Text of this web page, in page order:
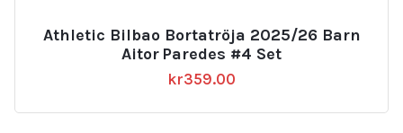
Athletic Bilbao Bortatröja 2025/26 Barn
Aitor Paredes #4 Set
kr359.00